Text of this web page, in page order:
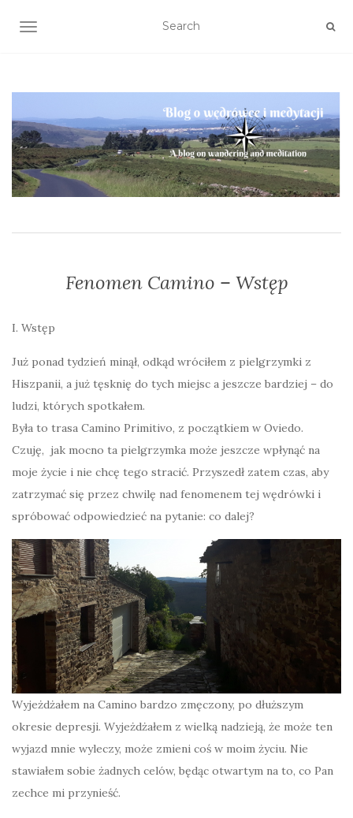
TOGGLE NAVIGATION
Fenomen Camino – Wstęp
I. Wstęp
Już ponad tydzień minął, odkąd wróciłem z pielgrzymki z
Hiszpanii, a już tęsknię do tych miejsc a jeszcze bardziej – do
ludzi, których spotkałem.
Była to trasa Camino Primitivo, z początkiem w Oviedo.
Czuję, jak mocno ta pielgrzymka może jeszcze wpłynąć na
moje życie i nie chcę tego stracić. Przyszedł zatem czas, aby
zatrzymać się przez chwilę nad fenomenem tej wędrówki i
spróbować odpowiedzieć na pytanie: co dalej?
Wyjeżdżałem na Camino bardzo zmęczony, po dłuższym
okresie depresji. Wyjeżdżałem z wielką nadzieją, że może ten
wyjazd mnie wyleczy, może zmieni coś w moim życiu. Nie
stawiałem sobie żadnych celów, będąc otwartym na to, co Pan
zechce mi przynieść.